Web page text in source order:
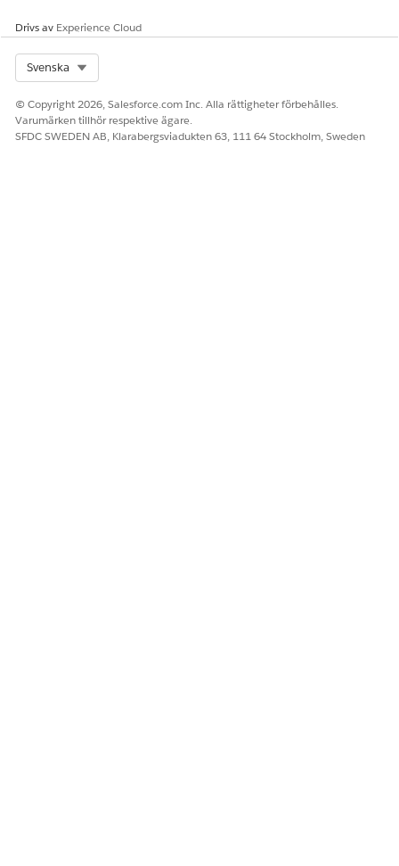
Ja Nej
Drivs av Experience Cloud
Svenska
© Copyright 2026, Salesforce.com Inc. Alla rättigheter förbehålles.
Varumärken tillhör respektive ägare.
SFDC SWEDEN AB, Klarabergsviadukten 63, 111 64 Stockholm, Sweden